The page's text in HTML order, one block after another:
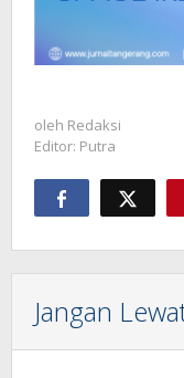
oleh Redaksi
Editor: Putra
Jangan